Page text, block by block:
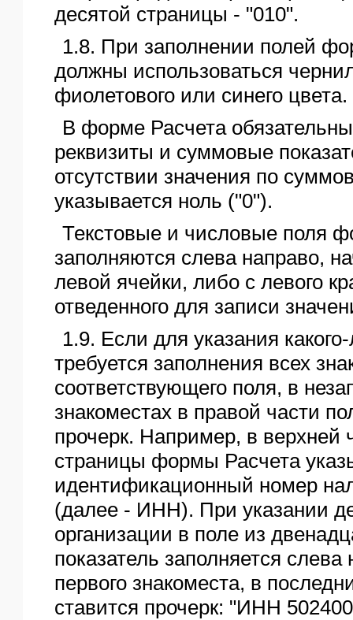
десятой страницы - "010".
1.8. При заполнении полей
должны использоваться
фиолетового или синего цвета.
В форме Расчета
реквизиты и суммовые
отсутствии значения по
указывается ноль ("0").
Текстовые и числовые поля
заполняются слева направо,
левой ячейки, либо с левого
отведенного для записи
1.9. Если для указания
требуется заполнения всех
соответствующего поля, в
знакоместах в правой части
прочерк. Например, в верхней
страницы формы Расчета
идентификационный номер
(далее - ИНН). При указании
организации в поле из
показатель заполняется
первого знакоместа, в
ставится прочерк: "ИНН